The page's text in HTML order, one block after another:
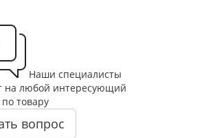
Наши специалисты
на любой интересующий
товару
вопрос